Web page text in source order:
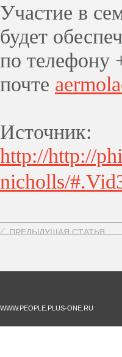
Участие в
будет
по телефону
почте
Источник:
http://http://
nicholls/
ПРЕДЫДУЩАЯ СТАТЬЯ
WWW.PEOPLE.PLUS-ONE.RU